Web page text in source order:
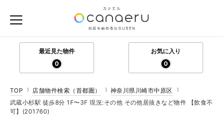
最近見た物件
0
お気に入り
0
TOP 店舗物件検索（首都圏）
神奈川県川崎市中原区
武蔵小杉駅 徒歩8分 1F〜3F 現況:その他 その他居抜きなど物件 【飲食不
可】(201760)